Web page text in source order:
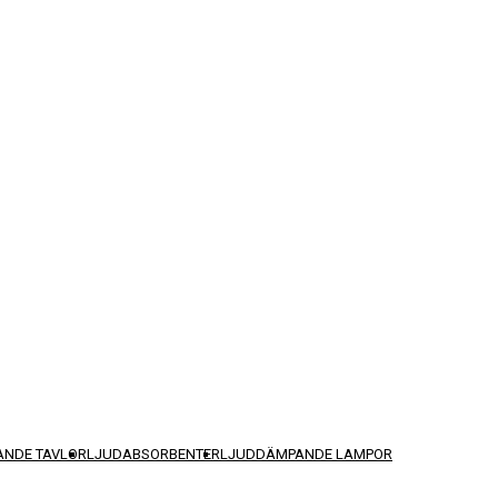
TAVLORLJUDABSORBENTERLJUDDÄMPANDE LAMPOR